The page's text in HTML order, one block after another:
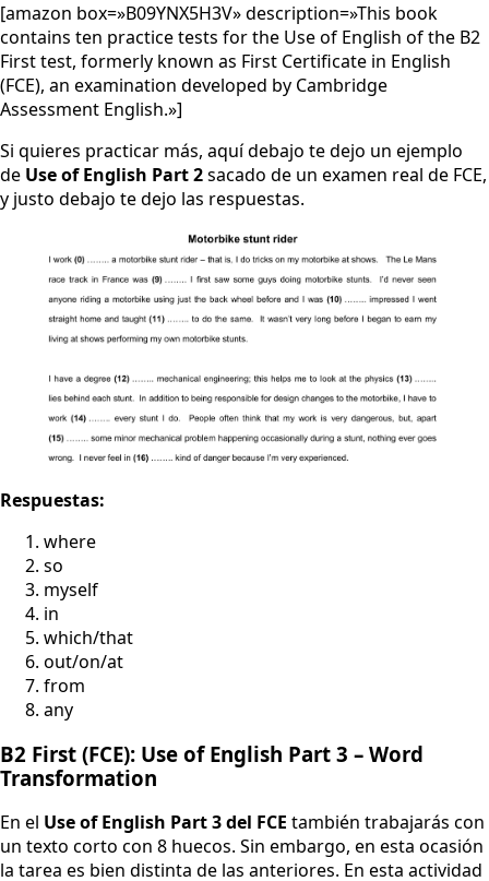
[amazon box=»B09YNX5H3V» description=»This book
contains ten practice tests for the Use of English of the B2
First test, formerly known as First Certificate in English
(FCE), an examination developed by Cambridge
Assessment English.»]
Si quieres practicar más, aquí debajo te dejo un ejemplo
de Use of English Part 2sacado de un examen real de FCE,
y justo debajo te dejo las respuestas.
Respuestas:
where
so
myself
in
which/that
out/on/at
from
any
B2 First (FCE): Use of English Part 3 – Word
Transformation
En el Use of English Part 3 del FCE también trabajarás con
un texto corto con 8 huecos. Sin embargo, en esta ocasión
la tarea es bien distinta de las anteriores. En esta actividad